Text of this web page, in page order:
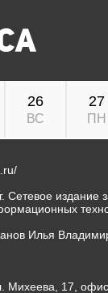
26
ВС
27
ПН
издание
Илья
Михеева, 17,